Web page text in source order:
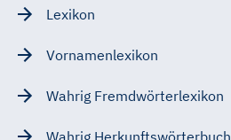
Lexikon
Vornamenlexikon
Wahrig Fremdwörterlexikon
Wahrig Herkunftswörterbuch